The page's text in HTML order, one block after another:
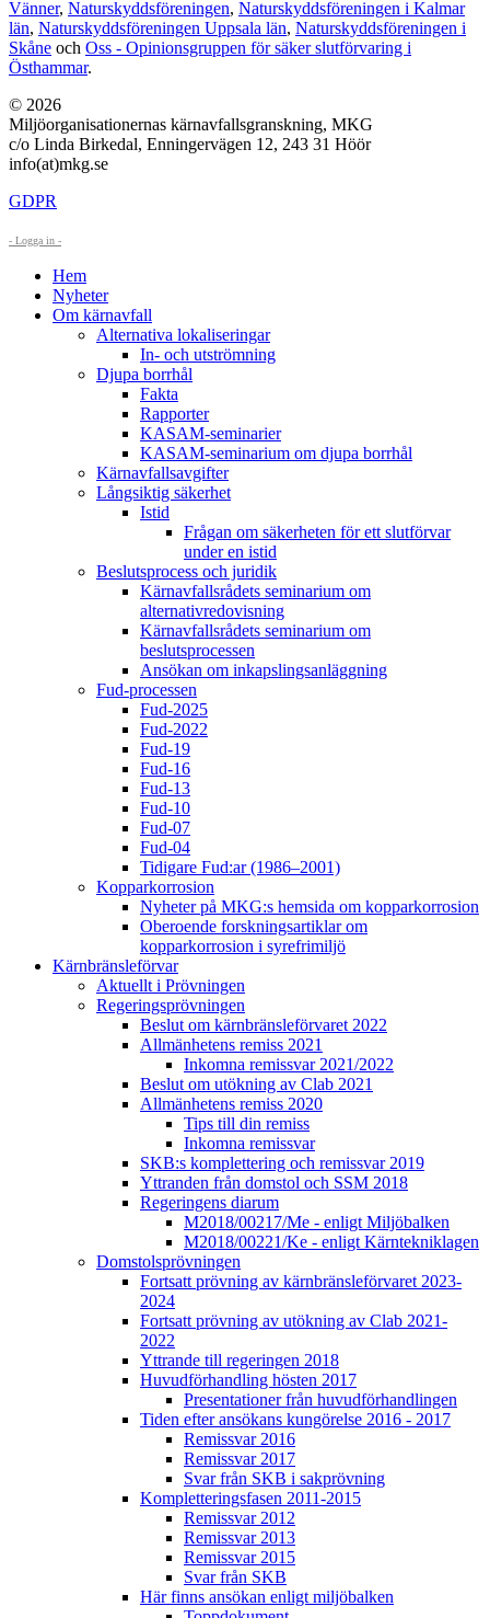
Vänner, Naturskyddsföreningen, Naturskyddsföreningen i Kalmar
län, Naturskyddsföreningen Uppsala län, Naturskyddsföreningen i
Skåne och Oss - Opinionsgruppen för säker slutförvaring i
Östhammar.
© 2026
Miljöorganisationernas kärnavfallsgranskning, MKG
c/o Linda Birkedal, Enningervägen 12, 243 31 Höör
info(at)mkg.se
GDPR
- Logga in -
Hem
Nyheter
Om kärnavfall
Alternativa lokaliseringar
In- och utströmning
Djupa borrhål
Fakta
Rapporter
KASAM-seminarier
KASAM-seminarium om djupa borrhål
Kärnavfallsavgifter
Långsiktig säkerhet
Istid
Frågan om säkerheten för ett slutförvar
under en istid
Beslutsprocess och juridik
Kärnavfallsrådets seminarium om
alternativredovisning
Kärnavfallsrådets seminarium om
beslutsprocessen
Ansökan om inkapslingsanläggning
Fud-processen
Fud-2025
Fud-2022
Fud-19
Fud-16
Fud-13
Fud-10
Fud-07
Fud-04
Tidigare Fud:ar (1986–2001)
Kopparkorrosion
Nyheter på MKG:s hemsida om kopparkorrosion
Oberoende forskningsartiklar om
kopparkorrosion i syrefrimiljö
Kärnbränsleförvar
Aktuellt i Prövningen
Regeringsprövningen
Beslut om kärnbränsleförvaret 2022
Allmänhetens remiss 2021
Inkomna remissvar 2021/2022
Beslut om utökning av Clab 2021
Allmänhetens remiss 2020
Tips till din remiss
Inkomna remissvar
SKB:s komplettering och remissvar 2019
Yttranden från domstol och SSM 2018
Regeringens diarum
M2018/00217/Me - enligt Miljöbalken
M2018/00221/Ke - enligt Kärntekniklagen
Domstolsprövningen
Fortsatt prövning av kärnbränsleförvaret 2023-
2024
Fortsatt prövning av utökning av Clab 2021-
2022
Yttrande till regeringen 2018
Huvudförhandling hösten 2017
Presentationer från huvudförhandlingen
Tiden efter ansökans kungörelse 2016 - 2017
Remissvar 2016
Remissvar 2017
Svar från SKB i sakprövning
Kompletteringsfasen 2011-2015
Remissvar 2012
Remissvar 2013
Remissvar 2015
Svar från SKB
Här finns ansökan enligt miljöbalken